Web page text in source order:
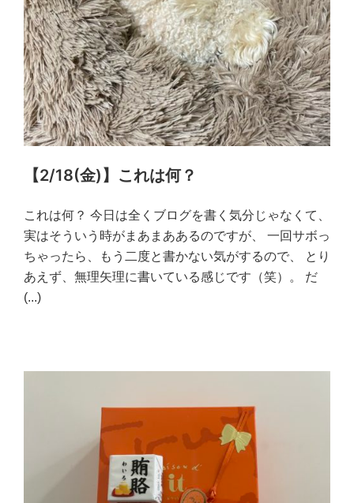
【2/18(金)】これは何？
これは何？ 今日は全くブログを書く気分じゃなくて、
実はそういう時がまあまああるのですが、 一回サボっ
ちゃったら、もう二度と書かない気がするので、 とり
あえず、無理矢理に書いている感じです（笑）。 だ
(...)